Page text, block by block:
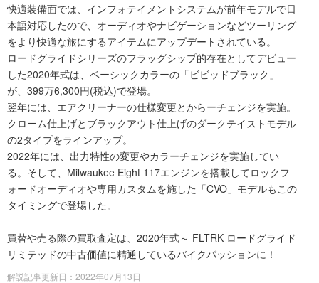
快適装備面では、インフォテイメントシステムが前年モデルで日
本語対応したので、オーディオやナビゲーションなどツーリング
をより快適な旅にするアイテムにアップデートされている。
ロードグライドシリーズのフラッグシップ的存在としてデビュー
した2020年式は、ベーシックカラーの「ビビッドブラック」
が、399万6,300円(税込)で登場。
翌年には、エアクリーナーの仕様変更とからーチェンジを実施。
クローム仕上げとブラックアウト仕上げのダークテイストモデル
の2タイプをラインアップ。
2022年には、出力特性の変更やカラーチェンジを実施してい
る。そして、Milwaukee Eight 117エンジンを搭載してロックフ
ォードオーディオや専用カスタムを施した「CVO」モデルもこの
タイミングで登場した。
買替や売る際の買取査定は、2020年式～ FLTRK ロードグライド
リミテッドの中古価値に精通しているバイクパッションに！
解説記事更新日：2022年07月13日